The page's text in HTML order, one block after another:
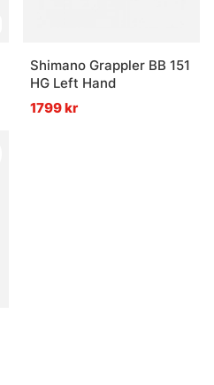
Shimano Grappler BB 151
HG Left Hand
1799 kr